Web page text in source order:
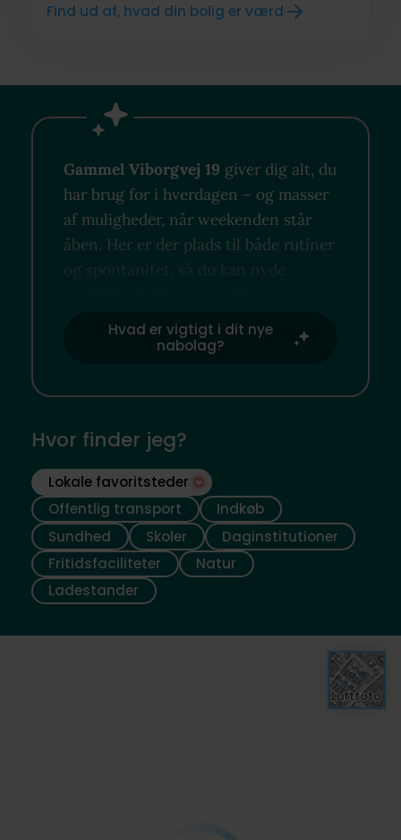
Find ud af, hvad din bolig er værd
Gammel Viborgvej 19 giver dig alt, du
har brug for i hverdagen – og masser
af muligheder, når weekenden står
åben. Her er der plads til både rutiner
og spontanitet, så du kan nyde
Hvad er vigtigt i dit nye
nabolag?
Hvor finder jeg?
Lokale favoritsteder
Offentlig transport
Indkøb
Sundhed
Skoler
Daginstitutioner
Fritidsfaciliteter
Natur
Ladestander
Luftfoto